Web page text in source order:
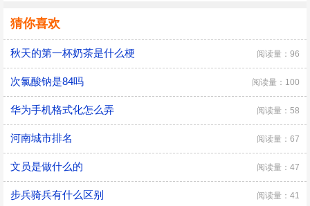
猜你喜欢
秋天的第一杯奶茶是什么梗 阅读量：96
次氯酸钠是84吗 阅读量：100
华为手机格式化怎么弄 阅读量：58
河南城市排名 阅读量：67
文员是做什么的 阅读量：47
步兵骑兵有什么区别 阅读量：41